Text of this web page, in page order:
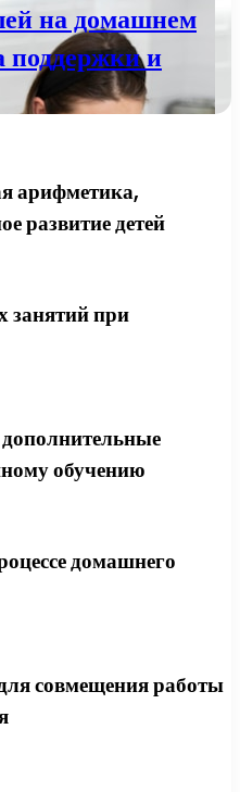
на домашнем
поддержки и
арифметика,
развитие детей
занятий при
обучению
домашнего
совмещения работы